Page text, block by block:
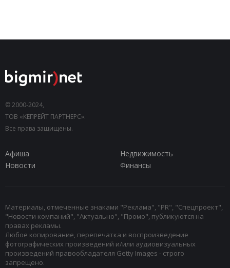
© 2000-2024,
ТОВ «КЕПРЕЙТ ПАРТНЕРС».
Все права защищены.
Афиша
Недвижимость
Новости
Финансы
Материалы, отмеченные знаками "Реклама", "PR", "Спецпроект",
"Новости компаний", "Актуально", "Промо", публикуются на
правах рекламы.
Любое копирование, перепечатка и воспроизведение
фотографических произведений и/или аудиовизуальных
произведений правообладателя Getty Images - строго
запрещено.